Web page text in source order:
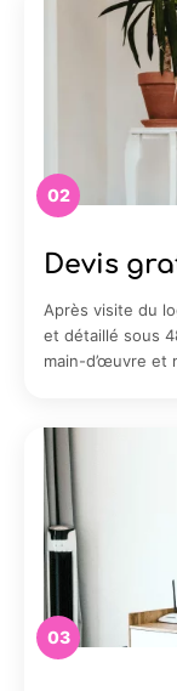
02
Devis
Après visite du
et détaillé sous
main-d’œuvre et
03